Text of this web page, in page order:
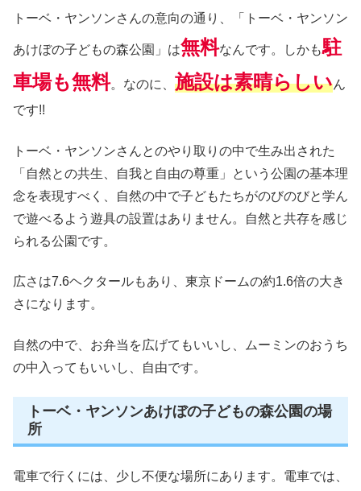
トーベ・ヤンソンさんの意向の通り、「トーベ・ヤンソン
あけぼの子どもの森公園」は無料なんです。しかも駐
車場も無料。なのに、 施設は素晴らしいん
です!!
トーベ・ヤンソンさんとのやり取りの中で生み出された
「自然との共生、自我と自由の尊重」という公園の基本理
念を表現すべく、自然の中で子どもたちがのびのびと学ん
で遊べるよう遊具の設置はありません。自然と共存を感じ
られる公園です。
広さは7.6ヘクタールもあり、東京ドームの約1.6倍の大き
さになります。
自然の中で、お弁当を広げてもいいし、ムーミンのおうち
の中入ってもいいし、自由です。
トーベ・ヤンソンあけぼの子どもの森公園の場
所
電車で行くには、少し不便な場所にあります。電車では、